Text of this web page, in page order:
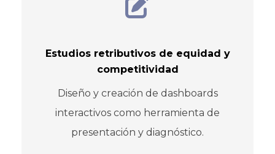
Estudios retributivos de equidad y
competitividad
Diseño y creación de dashboards
interactivos como herramienta de
presentación y diagnóstico.